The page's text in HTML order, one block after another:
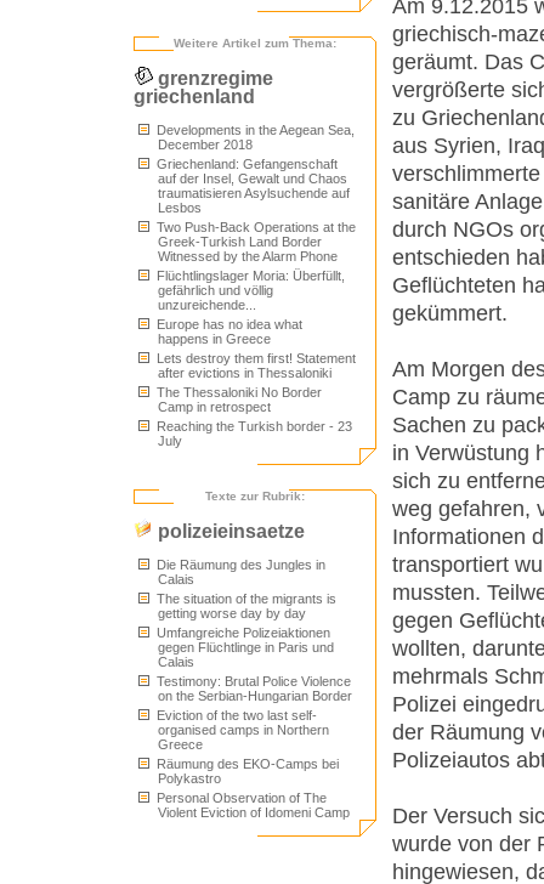
Weitere Artikel zum Thema:
grenzregime
griechenland
Developments in the Aegean Sea,
December 2018
Griechenland: Gefangenschaft
auf der Insel, Gewalt und Chaos
traumatisieren Asylsuchende auf
Lesbos
Two Push-Back Operations at the
Greek-Turkish Land Border
Witnessed by the Alarm Phone
Flüchtlingslager Moria: Überfüllt,
gefährlich und völlig
unzureichende...
Europe has no idea what
happens in Greece
Lets destroy them first! Statement
after evictions in Thessaloniki
The Thessaloniki No Border
Camp in retrospect
Reaching the Turkish border - 23
July
Texte zur Rubrik:
polizeieinsaetze
Die Räumung des Jungles in
Calais
The situation of the migrants is
getting worse day by day
Umfangreiche Polizeiaktionen
gegen Flüchtlinge in Paris und
Calais
Testimony: Brutal Police Violence
on the Serbian-Hungarian Border
Eviction of the two last self-
organised camps in Northern
Greece
Räumung des EKO-Camps bei
Polykastro
Personal Observation of The
Violent Eviction of Idomeni Camp
Am 9.12.2015
griechisch-
geräumt. Das
vergrößerte
zu
aus Syrien,
sanitäre
durch NGOs
entschieden
Geflüchteten
gekümmert.
Am Morgen
Camp zu
Sachen zu
in Verwüstung
sich zu
weg gefahren,
Informationen
transportiert
mussten.
gegen
wollten,
mehrmals
Polizei
der Räumung
Polizeiautos
Der Versuch
wurde von der
hingewiesen,